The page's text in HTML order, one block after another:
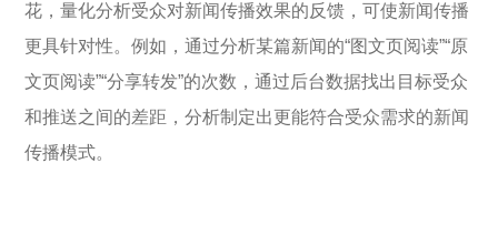
花，量化分析受众对新闻传播效果的反馈，可使新闻传播
更具针对性。例如，通过分析某篇新闻的“图文页阅读”“原
文页阅读”“分享转发”的次数，通过后台数据找出目标受众
和推送之间的差距，分析制定出更能符合受众需求的新闻
传播模式。